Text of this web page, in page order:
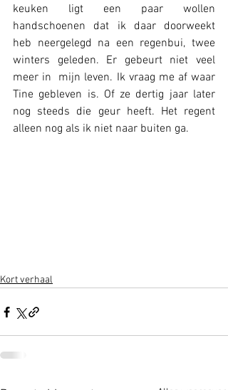
keuken ligt een paar wollen
handschoenen dat ik daar doorweekt
heb neergelegd na een regenbui, twee
winters geleden. Er gebeurt niet veel
meer in  mijn leven. Ik vraag me af waar
Tine gebleven is. Of ze dertig jaar later
nog steeds die geur heeft. Het regent
alleen nog als ik niet naar buiten ga.
Kort verhaal